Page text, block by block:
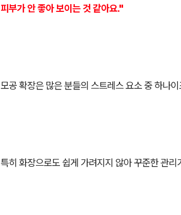
피부가 안 좋아 보이는 것 같아요."
모공 확장은 많은 분들의 스트레스 요소 중 하나
특히 화장으로도 쉽게 가려지지 않아 꾸준한 관